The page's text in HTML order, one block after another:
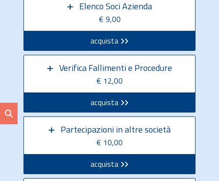
Elenco Soci Azienda
€ 9,00
acquista
Verifica Fallimenti e Procedure
€ 12,00
acquista
Partecipazioni in altre società
€ 10,00
acquista